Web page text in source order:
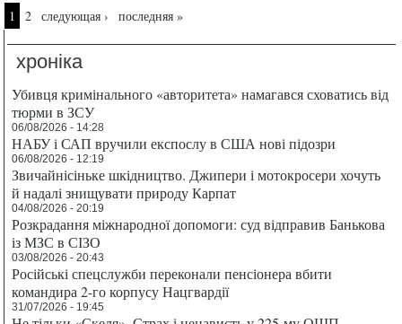
Страницы
1 2 следующая › последняя »
хроніка
Убивця кримінального «авторитета» намагався сховатись від
тюрми в ЗСУ
06/08/2026 - 14:28
НАБУ і САП вручили експослу в США нові підозри
06/08/2026 - 12:19
Звичайнісіньке шкідництво. Джипери і мотокросери хочуть
й надалі знищувати природу Карпат
04/08/2026 - 20:19
Розкрадання міжнародної допомоги: суд відправив Банькова
із МЗС в СІЗО
03/08/2026 - 20:43
Російські спецслужби переконали пенсіонера вбити
командира 2-го корпусу Нацгвардії
31/07/2026 - 19:45